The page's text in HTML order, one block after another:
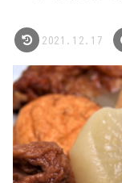
2021.12.17